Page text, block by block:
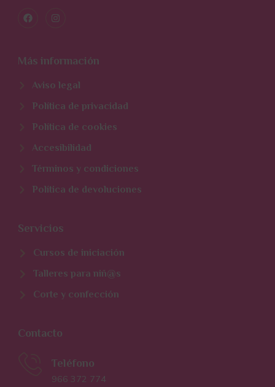
Más información
Aviso legal
Política de privacidad
Política de cookies
Accesibilidad
Términos y condiciones
Política de devoluciones
Servicios
Cursos de iniciación
Talleres para niñ@s
Corte y confección
Contacto
Teléfono
966 372 774